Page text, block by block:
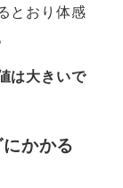
とおり体感
は大きいで
かかる